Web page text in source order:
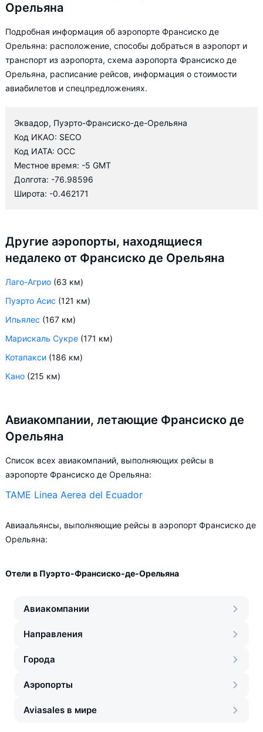
Орельяна
Подробная информация об аэропорте Франсиско де
Орельяна: расположение, способы добраться в аэропорт и
транспорт из аэропорта, схема аэропорта Франсиско де
Орельяна, расписание рейсов, информация о стоимости
авиабилетов и спецпредложениях.
Эквадор, Пуэрто-Франсиско-де-Орельяна
Код ИКАО: SECO
Код ИАТА: OCC
Местное время: -5 GMT
Долгота: -76.98596
Широта: -0.462171
Другие аэропорты, находящиеся
недалеко от Франсиско де Орельяна
Лаго-Агрио (63 км)
Пуэрто Асис (121 км)
Ипьялес (167 км)
Марискаль Сукре (171 км)
Котапакси (186 км)
Кано (215 км)
Авиакомпании, летающие Франсиско де
Орельяна
Список всех авиакомпаний, выполняющих рейсы в
аэропорте Франсиско де Орельяна:
TAME Linea Aerea del Ecuador
Авиаальянсы, выполняющие рейсы в аэропорт Франсиско де
Орельяна:
Отели в Пуэрто-Франсиско-де-Орельяна
Авиакомпании
Направления
Города
Аэропорты
Aviasales в мире